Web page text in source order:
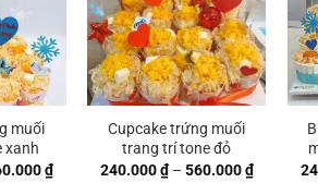
muối
xanh
₫Khoảng
giá:
Cupcake trứng muối
trang trí tone đỏ
240.000₫ – 560.000₫Khoảng
giá: